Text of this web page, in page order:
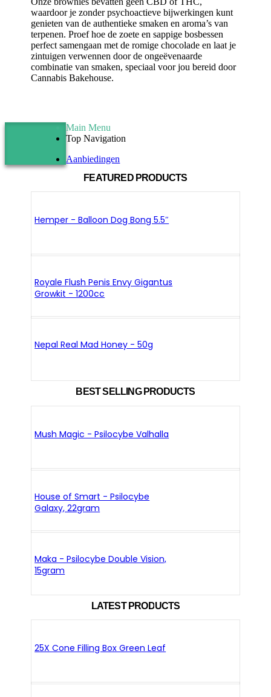
waardoor je zonder psychoactieve bijwerkingen kunt
genieten van de authentieke smaken en aroma’s van
terpenen. Proef hoe de zoete en sappige bosbessen
perfect samengaan met de romige chocolade en laat je
zintuigen verwennen door de ongeëvenaarde
combinatie van smaken, speciaal voor jou bereid door
Cannabis Bakehouse.
FEATURED PRODUCTS
Hemper - Balloon Dog Bong 5.5″
Royale Flush Penis Envy Gigantus
Growkit - 1200cc
Nepal Real Mad Honey - 50g
BEST SELLING PRODUCTS
Mush Magic - Psilocybe Valhalla
House of Smart - Psilocybe
Galaxy, 22gram
Maka - Psilocybe Double Vision,
15gram
LATEST PRODUCTS
25X Cone Filling Box Green Leaf
Main Menu
Top Navigation
Aanbiedingen